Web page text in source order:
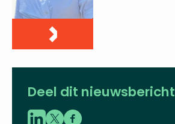
Deel dit nieuwsbericht